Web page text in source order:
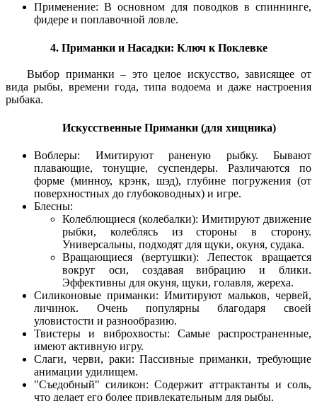
Применение: В основном для поводков в спиннинге,
фидере и поплавочной ловле.
4. Приманки и Насадки: Ключ к Поклевке
Выбор приманки – это целое искусство, зависящее от
вида рыбы, времени года, типа водоема и даже настроения
рыбака.
Искусственные Приманки (для хищника)
Воблеры: Имитируют раненую рыбку. Бывают
плавающие, тонущие, суспендеры. Различаются по
форме (минноу, крэнк, шэд), глубине погружения (от
поверхностных до глубоководных) и игре.
Блесны:
Колеблющиеся (колебалки): Имитируют движение
рыбки, колеблясь из стороны в сторону.
Универсальны, подходят для щуки, окуня, судака.
Вращающиеся (вертушки): Лепесток вращается
вокруг оси, создавая вибрацию и блики.
Эффективны для окуня, щуки, голавля, жереха.
Силиконовые приманки: Имитируют мальков, червей,
личинок. Очень популярны благодаря своей
уловистости и разнообразию.
Твистеры и виброхвосты: Самые распространенные,
имеют активную игру.
Слаги, черви, раки: Пассивные приманки, требующие
анимации удилищем.
"Съедобный" силикон: Содержит аттрактанты и соль,
что делает его более привлекательным для рыбы.